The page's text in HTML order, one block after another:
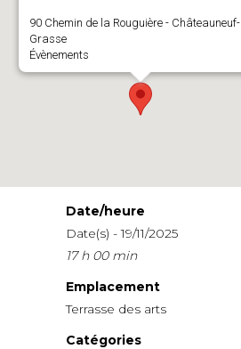
90 Chemin de la Rouguière - Châteauneuf-
Grasse
Évènements
Date/heure
Date(s) - 19/11/2025
17 h 00 min
Emplacement
Terrasse des arts
Catégories